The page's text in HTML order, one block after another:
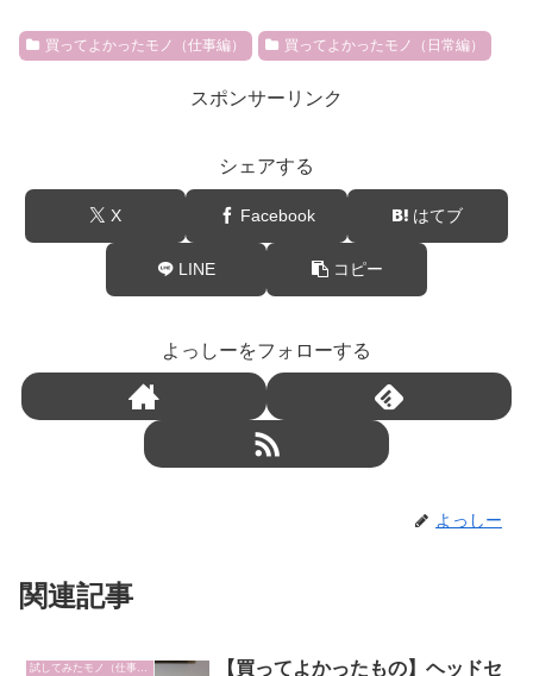
買ってよかったモノ（仕事編） 買ってよかったモノ（日常編）
スポンサーリンク
シェアする
X Facebook はてブ
LINE コピー
よっしーをフォローする
よっしー
関連記事
試してみたモノ（仕事編）
【買ってよかったもの】ヘッドセ